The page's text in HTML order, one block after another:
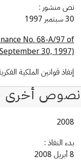
منشور :
No. 68-A/97
September 30,
قوانين الملكية
النفاذ :